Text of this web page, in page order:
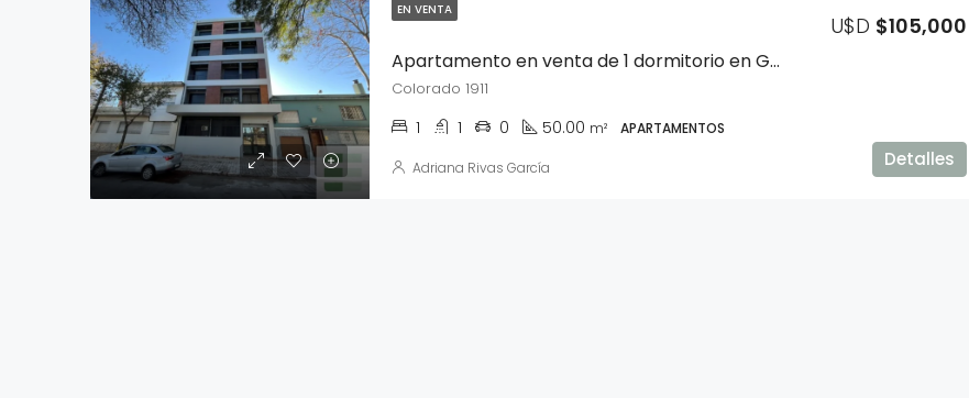
EN VENTA
Apartamento en venta de 1 dormitorio en Goes
U$D $105,000
Colorado 1911
1 1 0 50.00 m² APARTAMENTOS
Detalles
Adriana Rivas García